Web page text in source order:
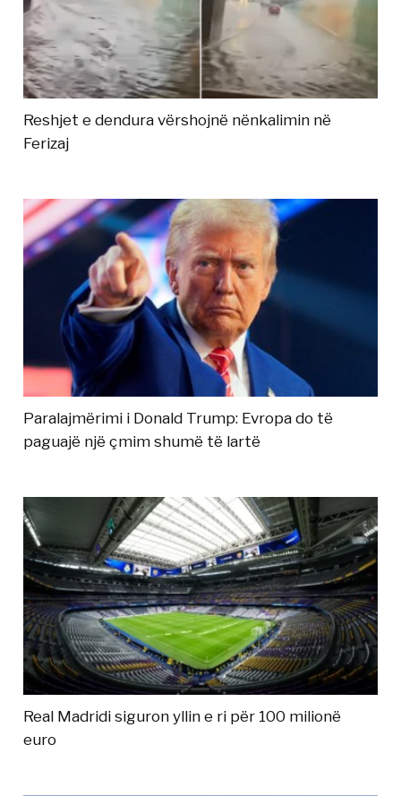
Reshjet e dendura vërshojnë nënkalimin në
Ferizaj
Paralajmërimi i Donald Trump: Evropa do të
paguajë një çmim shumë të lartë
Real Madridi siguron yllin e ri për 100 milionë
euro